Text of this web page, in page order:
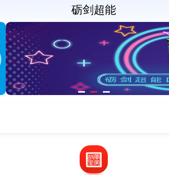
砺剑超能